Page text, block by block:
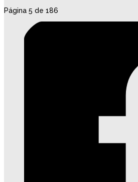
Página 5 de 186